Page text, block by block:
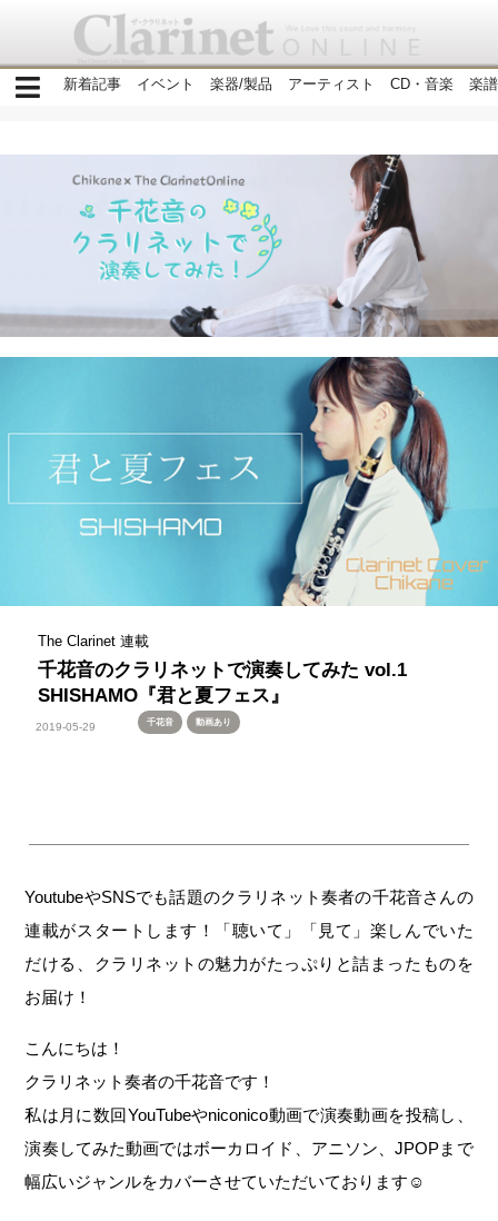
新着記事 イベント 楽器/製品 アーティスト CD・音楽 楽
The Clarinet 連載
千花音のクラリネットで演奏してみた vol.1
SHISHAMO『君と夏フェス』
2019-05-29 千花音 動画あり
YoutubeやSNSでも話題のクラリネット奏者の千花音さんの
連載がスタートします！「聴いて」「見て」楽しんでいた
だける、クラリネットの魅力がたっぷりと詰まったものを
お届け！
こんにちは！
クラリネット奏者の千花音です！
私は月に数回YouTubeやniconico動画で演奏動画を投稿し、
演奏してみた動画ではボーカロイド、アニソン、JPOPまで
幅広いジャンルをカバーさせていただいております☺︎